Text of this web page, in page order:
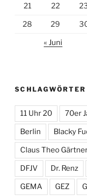
21 22
28 29
« Juni
SCHLAGWÖRTER
11 Uhr 20 70er
Berlin Blacky
Claus Theo
DFJV Dr. Renz
GEMA GEZ